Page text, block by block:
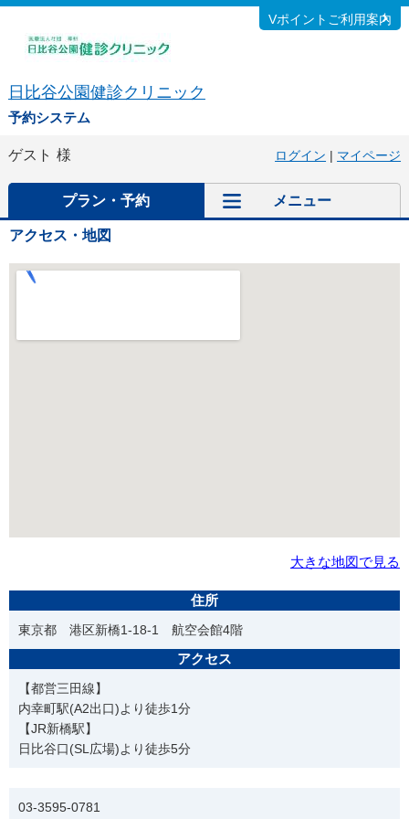
日比谷公園健診クリニック
予約システム
Vポイントご利用案内
ゲスト 様 ログイン | マイページ
プラン・予約 メニュー
アクセス・地図
大きな地図で見る
住所
東京都 港区新橋1-18-1 航空会館4階
アクセス
【都営三田線】
内幸町駅(A2出口)より徒歩1分
【JR新橋駅】
日比谷口(SL広場)より徒歩5分
03-3595-0781